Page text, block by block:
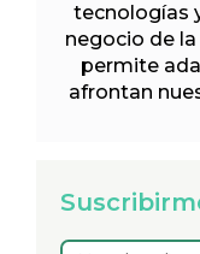
tecnologías
negocio de
permite
afrontan